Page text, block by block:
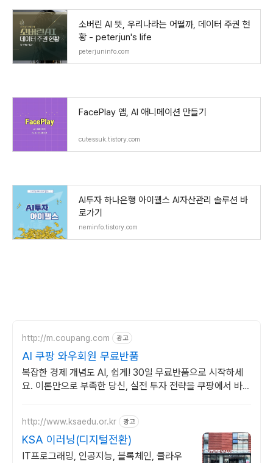
소버린 AI 뜻, 우리나라는 어떨까, 데이터 주권 현
황 - peterjun's life
peterjuninfo.com
FacePlay 앱, AI 애니메이션 만들기
cutessuk.tistory.com
AI투자 하나은행 아이웰스 AI자산관리 솔루션 바
로가기
neminfo.tistory.com
http://m.coupang.com 광고
AI 쿠팡 와우회원 무료반품
복잡한 경제 개념도 AI, 쉽게! 30일 무료반품으로 시작하세
요. 이론만으로 부족한 당신, 실전 투자 전략을 쿠팡에서 바로
http://www.ksaedu.or.kr 광고
KSA 이러닝(디지털전환)
IT프로그래밍, 인공지능, 블록체인, 클라우